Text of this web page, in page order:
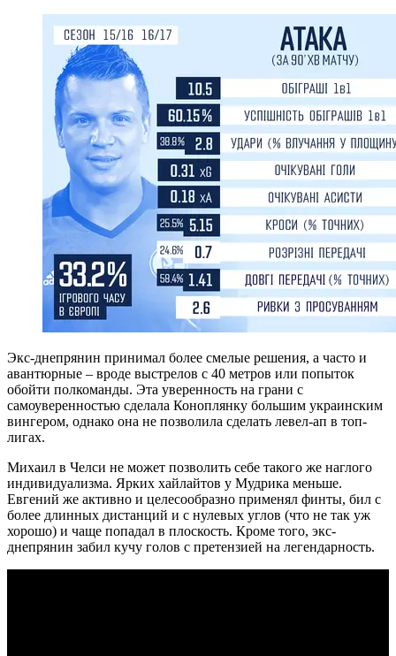
Экс-днепрянин принимал более смелые решения, а часто и
авантюрные – вроде выстрелов с 40 метров или попыток
обойти полкоманды. Эта уверенность на грани с
самоуверенностью сделала Коноплянку большим украинским
вингером, однако она не позволила сделать левел-ап в топ-
лигах.
Михаил в Челси не может позволить себе такого же наглого
индивидуализма. Ярких хайлайтов у Мудрика меньше.
Евгений же активно и целесообразно применял финты, бил с
более длинных дистанций и с нулевых углов (что не так уж
хорошо) и чаще попадал в плоскость. Кроме того, экс-
днепрянин забил кучу голов с претензией на легендарность.